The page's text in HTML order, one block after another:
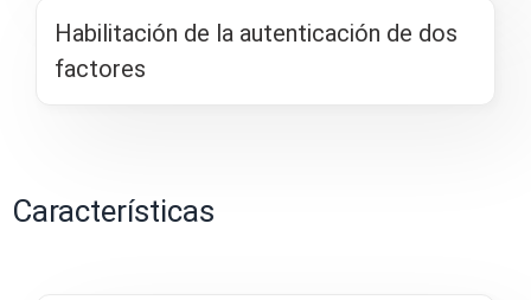
Habilitación de la autenticación de dos
factores
Características